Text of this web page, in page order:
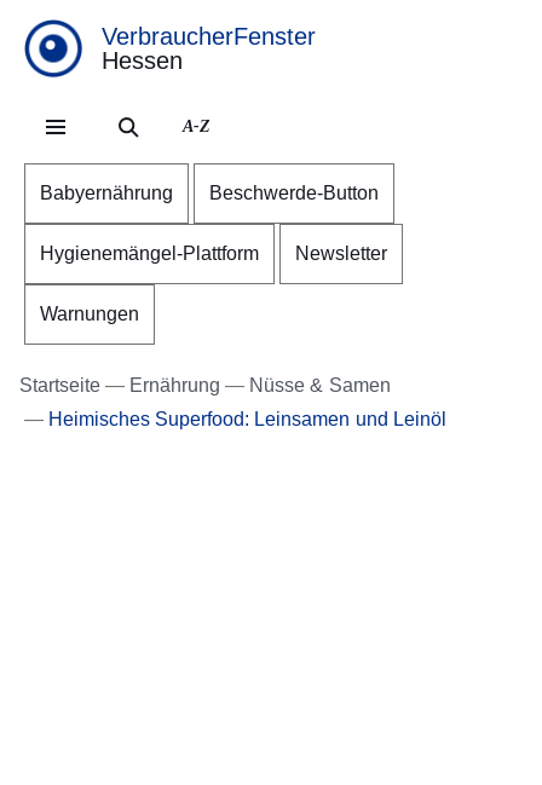
VerbraucherFenster
Hessen
A-Z
Babyernährung Beschwerde-Button
Hygienemängel-Plattform Newsletter
Warnungen
Startseite Ernährung
Nüsse & Samen
Heimisches Superfood: Leinsamen und Leinöl